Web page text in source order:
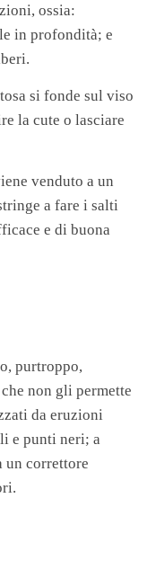
ossia:
in profondità; e
si fonde sul viso
la cute o lasciare
venduto a un
a fare i salti
e di buona
purtroppo,
non gli permette
da eruzioni
e punti neri; a
un correttore